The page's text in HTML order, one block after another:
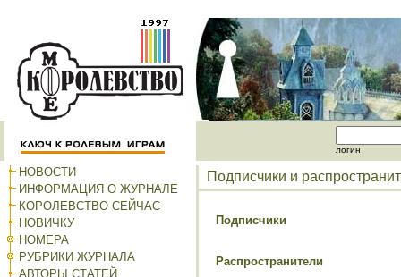
логин
НОВОСТИ
ИНФОРМАЦИЯ О ЖУРНАЛЕ
КОРОЛЕВСТВО СЕЙЧАС
НОВИЧКУ
НОМЕРА
РУБРИКИ ЖУРНАЛА
АВТОРЫ СТАТЕЙ
Подписчики и
Подписчики
Распространители